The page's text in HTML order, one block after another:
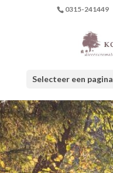
0315-241449
Selecteer een pagina